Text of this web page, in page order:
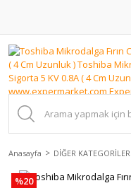
Anasayfa DİĞER KATEGORİLER
%20